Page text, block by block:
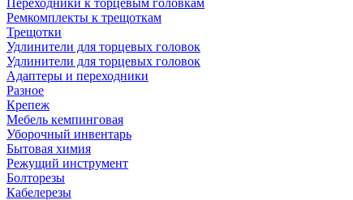
Переходники к торцевым головкам
Ремкомплекты к трещоткам
Трещотки
Удлинители для торцевых головок
Удлинители для торцевых головок
Адаптеры и переходники
Разное
Крепеж
Мебель кемпинговая
Уборочный инвентарь
Бытовая химия
Режущий инструмент
Болторезы
Кабелерезы